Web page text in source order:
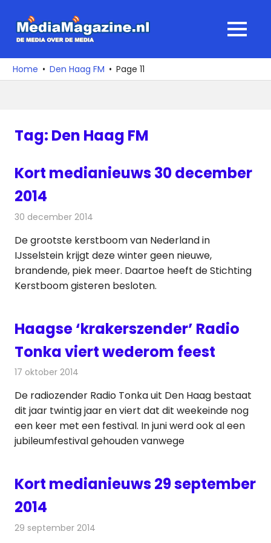
naar
media
over
MENU
Home Den Haag FM Page 11
Tag: Den Haag FM
Kort medianieuws 30 december
2014
30 december 2014
De grootste kerstboom van Nederland in
IJsselstein krijgt deze winter geen nieuwe,
brandende, piek meer. Daartoe heeft de Stichting
Kerstboom gisteren besloten.
Haagse ‘krakerszender’ Radio
Tonka viert wederom feest
17 oktober 2014
De radiozender Radio Tonka uit Den Haag bestaat
dit jaar twintig jaar en viert dat dit weekeinde nog
een keer met een festival. In juni werd ook al een
jubileumfestival gehouden vanwege
Kort medianieuws 29 september
2014
29 september 2014